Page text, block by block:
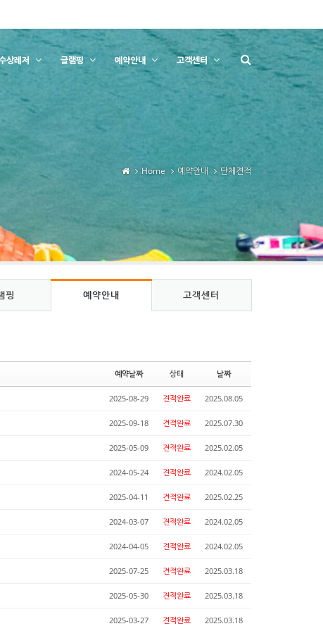
상레저 글램핑 예약안내 고객센터
Home 예약안내 단체견적
핑 예약안내 고객센터
예약날짜 상태 날짜
2025-08-29 견적완료 2025.08.05
2025-09-18 견적완료 2025.07.30
2025-05-09 견적완료 2025.02.05
2024-05-24 견적완료 2024.02.05
2025-04-11 견적완료 2025.02.25
2024-03-07 견적완료 2024.02.05
2024-04-05 견적완료 2024.02.05
2025-07-25 견적완료 2025.03.18
2025-05-30 견적완료 2025.03.18
2025-03-27 견적완료 2025.03.18